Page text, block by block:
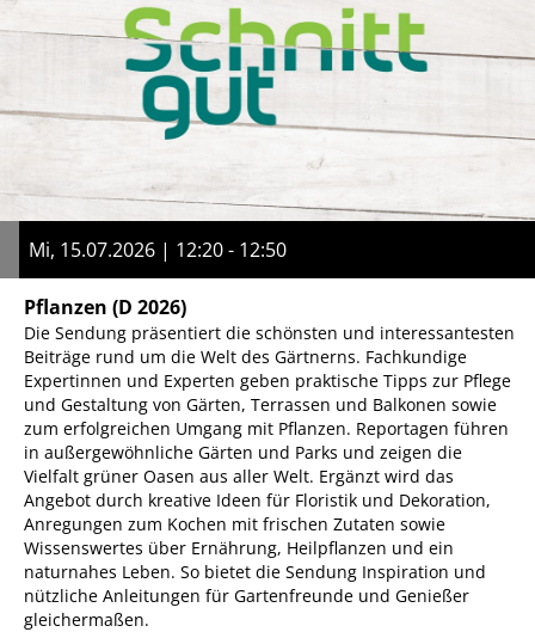
Mi, 15.07.2026 | 12:20 - 12:50
Pflanzen (D 2026)
Die Sendung präsentiert die schönsten und interessantesten
Beiträge rund um die Welt des Gärtnerns. Fachkundige
Expertinnen und Experten geben praktische Tipps zur Pflege
und Gestaltung von Gärten, Terrassen und Balkonen sowie
zum erfolgreichen Umgang mit Pflanzen. Reportagen führen
in außergewöhnliche Gärten und Parks und zeigen die
Vielfalt grüner Oasen aus aller Welt. Ergänzt wird das
Angebot durch kreative Ideen für Floristik und Dekoration,
Anregungen zum Kochen mit frischen Zutaten sowie
Wissenswertes über Ernährung, Heilpflanzen und ein
naturnahes Leben. So bietet die Sendung Inspiration und
nützliche Anleitungen für Gartenfreunde und Genießer
gleichermaßen.